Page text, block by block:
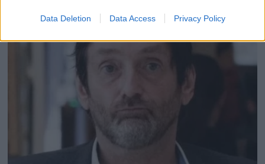
Data Deletion Data Access Privacy Policy